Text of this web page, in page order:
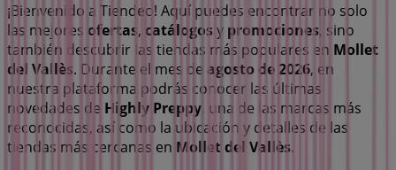
¡Bienvenido a Tiendeo! Aquí puedes encontrar no solo
las mejores ofertas, catálogosy promociones, sino
también descubrir las tiendas más populares en Mollet
del Vallès. Durante el mes de agosto de 2026, en
nuestra plataforma podrás conocer las últimas
novedades de Highly Preppy, una de las marcas más
reconocidas, así como la ubicación y detalles de las
tiendas más cercanas en Mollet del Vallès.